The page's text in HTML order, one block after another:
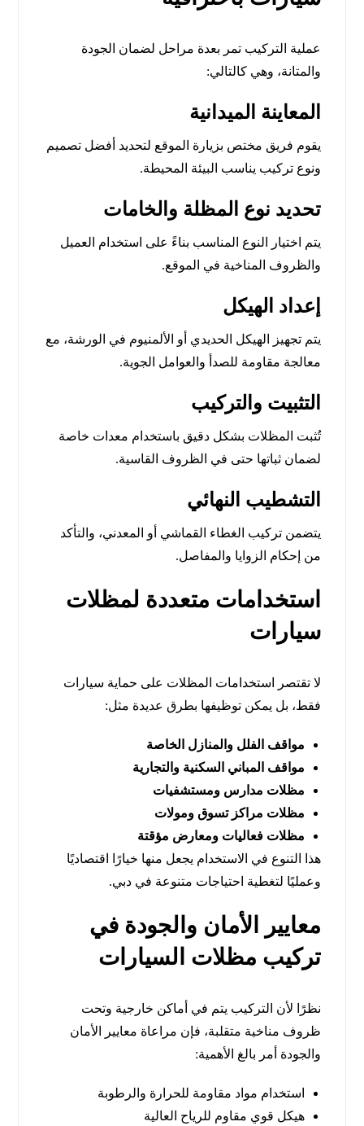
عملية التركيب تمر بعدة مراحل لضمان الجودة
والمتانة، وهي كالتالي:
المعاينة الميدانية
يقوم فريق مختص بزيارة الموقع لتحديد أفضل تصميم
ونوع تركيب يناسب البيئة المحيطة.
تحديد نوع المظلة والخامات
يتم اختيار النوع المناسب بناءً على استخدام العميل
والظروف المناخية في الموقع.
إعداد الهيكل
يتم تجهيز الهيكل الحديدي أو الألمنيوم في الورشة، مع
معالجة مقاومة للصدأ والعوامل الجوية.
التثبيت والتركيب
تُثبت المظلات بشكل دقيق باستخدام معدات خاصة
لضمان ثباتها حتى في الظروف القاسية.
التشطيب النهائي
يتضمن تركيب الغطاء القماشي أو المعدني، والتأكد
من إحكام الزوايا والمفاصل.
استخدامات متعددة لمظلات
سيارات
لا تقتصر استخدامات المظلات على حماية سيارات
فقط، بل يمكن توظيفها بطرق عديدة مثل:
مواقف الفلل والمنازل الخاصة
مواقف المباني السكنية والتجارية
مظلات مدارس ومستشفيات
مظلات مراكز تسوق ومولات
مظلات فعاليات ومعارض مؤقتة
هذا التنوع في الاستخدام يجعل منها خيارًا اقتصاديًا
وعمليًا لتغطية احتياجات متنوعة في دبي.
معايير الأمان والجودة في
تركيب مظلات السيارات
نظرًا لأن التركيب يتم في أماكن خارجية وتحت
ظروف مناخية متقلبة، فإن مراعاة معايير الأمان
والجودة أمر بالغ الأهمية:
استخدام مواد مقاومة للحرارة والرطوبة
هيكل قوي مقاوم للرياح العالية